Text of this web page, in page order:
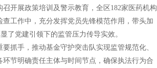
开展政策培训及警示教育，全区182家医药机构
工作中， 充分发挥党员先锋模范作用， 带头加
了党建引领下的监管压力传导实效。
要抓手，推动基金守护突击队实现监管规范化、
节明确责任主体与时间节点，确保执法行为合